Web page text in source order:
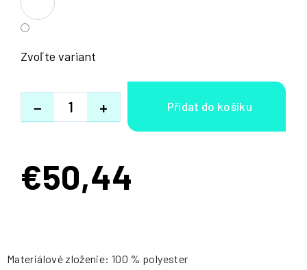
Zvoľte variant
+
−
€50,44
Jednotková
Materiálové zloženie: 100 % polyester